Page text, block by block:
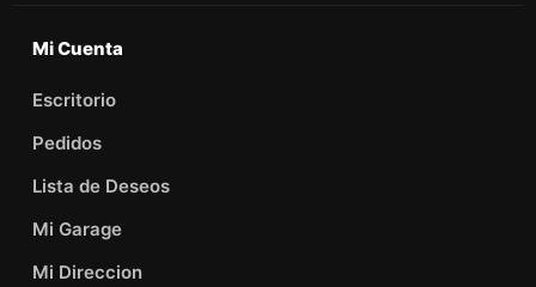
Mi Cuenta
Escritorio
Pedidos
Lista de Deseos
Mi Garage
Mi Direccion